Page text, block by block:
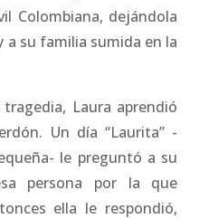
Colombiana, dejándola
a su familia sumida en la
Laura aprendió
Un día “Laurita” -
le preguntó a su
persona por la que
ella le respondió,